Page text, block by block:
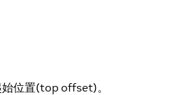
位置(top offset)。